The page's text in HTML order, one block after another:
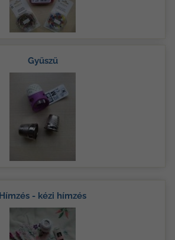
Gyűszű
Hímzés - kézi hímzés